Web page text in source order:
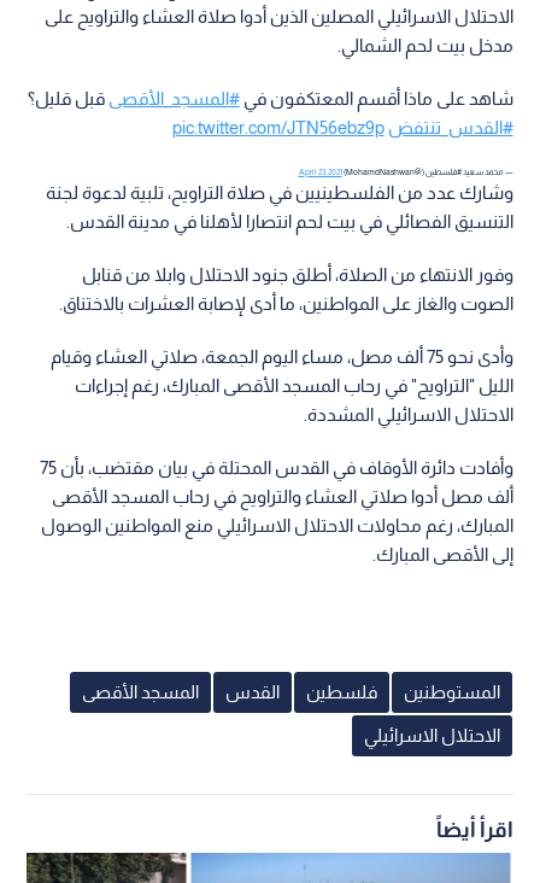
الاحتلال الاسرائيلي المصلين الذين أدوا صلاة العشاء والتراويح على
مدخل بيت لحم الشمالي.
شاهد على ماذا أقسم المعتكفون في#المسجد_الأقصى قبل قليل؟
#القدس_تنتفض pic.twitter.com/JTN56ebz9p
— محمد سعيد #فلسطين (@MohamdNashwan) April 23, 2021
وشارك عدد من الفلسطينيين في صلاة التراويح، تلبية لدعوة لجنة
التنسيق الفصائلي في بيت لحم انتصارا لأهلنا في مدينة القدس.
وفور الانتهاء من الصلاة، أطلق جنود الاحتلال وابلا من قنابل
الصوت والغاز على المواطنين، ما أدى لإصابة العشرات بالاختناق.
وأدى نحو 75 ألف مصل، مساء اليوم الجمعة، صلاتي العشاء وقيام
الليل "التراويح" في رحاب المسجد الأقصى المبارك، رغم إجراءات
الاحتلال الاسرائيلي المشددة.
وأفادت دائرة الأوقاف في القدس المحتلة في بيان مقتضب، بأن 75
ألف مصل أدوا صلاتي العشاء والتراويح في رحاب المسجد الأقصى
المبارك، رغم محاولات الاحتلال الاسرائيلي منع المواطنين الوصول
إلى الأقصى المبارك.
المستوطنين فلسطين القدس المسجد الأقصى
الاحتلال الاسرائيلي
اقرأ أيضاً